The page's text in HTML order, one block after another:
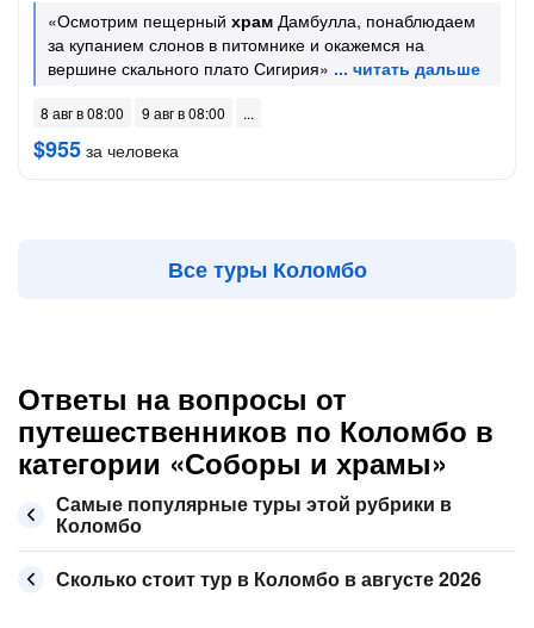
«Осмотрим пещерный храм Дамбулла, понаблюдаем
за купанием слонов в питомнике и окажемся на
вершине скального плато Сигирия»
8 авг в 08:00 9 авг в 08:00
$955 за человека
Все туры Коломбо
Ответы на вопросы от
путешественников по Коломбо в
категории «Соборы и храмы»
Самые популярные туры этой рубрики в
Коломбо
Сколько стоит тур в Коломбо в августе 2026